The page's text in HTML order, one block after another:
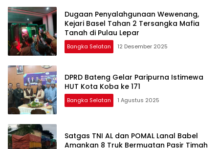
Dugaan Penyalahgunaan Wewenang,
Kejari Basel Tahan 2 Tersangka Mafia
Tanah di Pulau Lepar
Bangka Selatan 12 Desember 2025
DPRD Bateng Gelar Paripurna Istimewa
HUT Kota Koba ke 171
Bangka Selatan 1 Agustus 2025
Satgas TNI AL dan POMAL Lanal Babel
Amankan 8 Truk Bermuatan Pasir Timah